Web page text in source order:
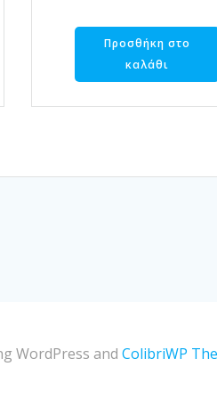
Προσθήκη στο
καλάθι
WordPress and ColibriWP